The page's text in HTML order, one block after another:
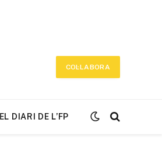
COL·LABORA
EL DIARI DE L’FP